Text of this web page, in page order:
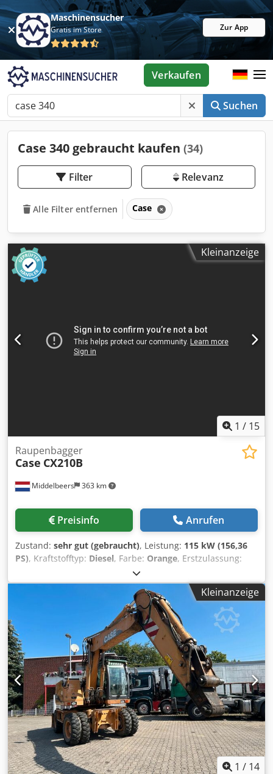
Maschinensucher
Gratis im Store Zur App
Suchen
Verkaufen
Case 340 gebraucht kaufen (34)
Filter Relevanz
Alle Filter entfernen Case
Kleinanzeige
1 / 15
Middelbeers 363 km
Raupenbagger
Case CX210B
Preisinfo Anrufen
Zustand: sehr gut (gebraucht), Leistung: 115 kW (156,36
PS), Kraftstofftyp: Diesel, Farbe: Orange, Erstzulassung:
, Betriebsstunden:
Allgemeine Informationen Modelljahr: 2012
Seriennummer: DCH210R5NCEAH2500 Technische
Informationen Zylinderzahl: 4 Leergewicht: 22.600 kg
Funktionell Arbeitsbreite: 300 cm CE-Kennzeichnung: ja
Zustand Technischer Zustand: sehr gut Optischer Zustand:
sehr gut Finanzielle Informationen Cjdpfxey En Nde
Ahfoha Preis: Auf Anfrage Garantie Garantie: Aus erster
Hand, lückenlos scheckheftgepflegt, sofort einsatzbereit! -
80 % Kettenlaufwerk - Inklusive 3 Löffel: 1300 mm, 450 mm
und 2000 mm Grabenräumlöffel - Optional mit 2021
TOPCON 3D-SYSTEM
Kleinanzeige
1 / 14